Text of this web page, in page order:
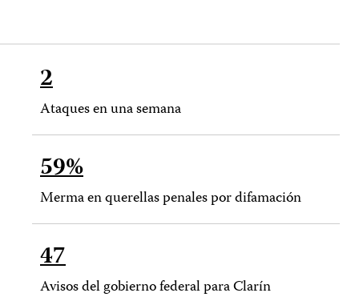
2
Ataques en una semana
59%
Merma en querellas penales por difamación
47
Avisos del gobierno federal para Clarín